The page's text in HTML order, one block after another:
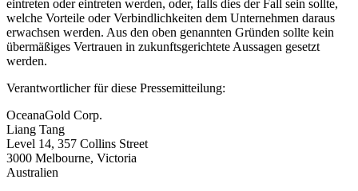
eintreten oder eintreten werden, oder, falls dies der Fall sein sollte,
welche Vorteile oder Verbindlichkeiten dem Unternehmen daraus
erwachsen werden. Aus den oben genannten Gründen sollte kein
übermäßiges Vertrauen in zukunftsgerichtete Aussagen gesetzt
werden.
Verantwortlicher für diese Pressemitteilung:
OceanaGold Corp.
Liang Tang
Level 14, 357 Collins Street
3000 Melbourne, Victoria
Australien